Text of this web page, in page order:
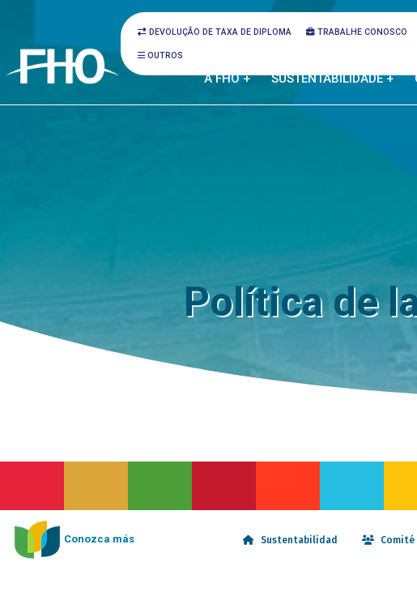
DEVOLUÇÃO DE TAXA DE DIPLOMA TRABALHE CONOSCO
OUTROS
A FHO + SUSTENTABILIDADE +
Política de
Conozca más Sustentabilidad Comité